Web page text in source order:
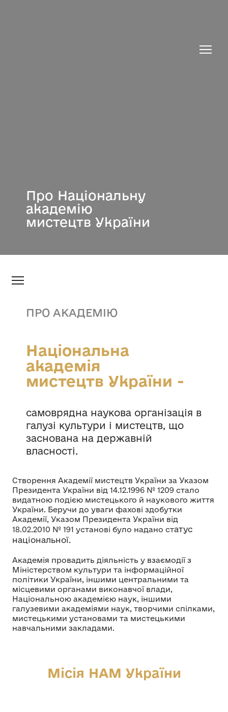
Про Національну
академію
мистецтв України
Будівля
ПРО АКАДЕМІЮ
Національна
академія
мистецтв України -
самоврядна наукова організація в
галузі культури і мистецтв, що
заснована на державній
власності.
Створення Академії мистецтв України за Указом
Президента України від 14.12.1996 № 1209 стало
видатною подією мистецького й наукового життя
України. Беручи до уваги фахові здобутки
Академії, Указом Президента України від
18.02.2010 № 191 установі було надано статус
національної.
Академія провадить діяльність у взаємодії з
Міністерством культури та інформаційної
політики України, іншими центральними та
місцевими органами виконавчої влади,
Національною академією наук, іншими
галузевими академіями наук, творчими спілками,
мистецькими установами та мистецькими
навчальними закладами.
Місія НАМ України